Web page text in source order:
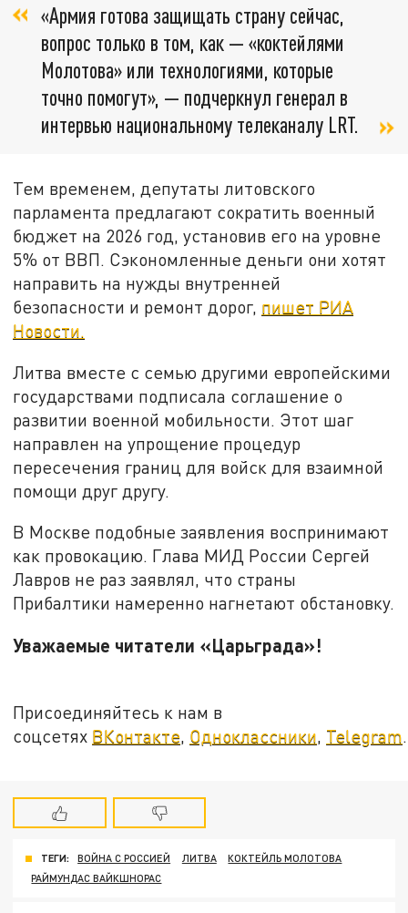
«Армия готова защищать страну сейчас,
вопрос только в том, как — «коктейлями
Молотова» или технологиями, которые
точно помогут», — подчеркнул генерал в
интервью национальному телеканалу LRT.
Тем временем, депутаты литовского
парламента предлагают сократить военный
бюджет на 2026 год, установив его на уровне
5% от ВВП. Сэкономленные деньги они хотят
направить на нужды внутренней
безопасности и ремонт дорог, пишет РИА
Новости.
Литва вместе с семью другими европейскими
государствами подписала соглашение о
развитии военной мобильности. Этот шаг
направлен на упрощение процедур
пересечения границ для войск для взаимной
помощи друг другу.
В Москве подобные заявления воспринимают
как провокацию. Глава МИД России Сергей
Лавров не раз заявлял, что страны
Прибалтики намеренно нагнетают обстановку.
Уважаемые читатели «Царьграда»!
Присоединяйтесь к нам в
соцсетях ВКонтакте, Одноклассники, Telegram.
ТЕГИ: ВОЙНА С РОССИЕЙ ЛИТВА
КОКТЕЙЛЬ МОЛОТОВА
РАЙМУНДАС ВАЙКШНОРАС